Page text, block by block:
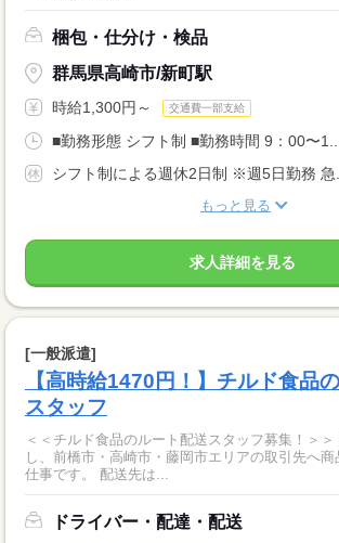
梱包・仕分け・検品
群馬県高崎市/新町駅
時給1,300円～ 交通費一部支給
■勤務形態 シフト制 ■勤務時間 9：00〜1...
シフト制による週休2日制 ※週5日勤務 急...
もっと見る
求人詳細を見る
[一般派遣]
【高時給1470円！】チルド食品
スタッフ
＜＜チルド食品のルート配送スタッフ募集！＞
し、前橋市・高崎市・藤岡市エリアの取引先へ
仕事です。 配送先は...
ドライバー・配達・配送